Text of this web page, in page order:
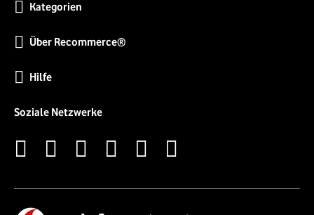
Kategorien
Über Recommerce®
Hilfe
Soziale Netzwerke